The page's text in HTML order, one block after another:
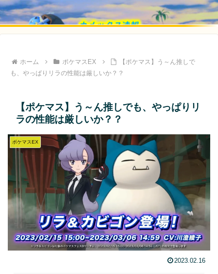
ホーム ポケマスEX
【ポケマス】う～ん推しで
も、やっぱりリラの性能は厳しいか？？
【ポケマス】う～ん推しでも、やっぱりリ
ラの性能は厳しいか？？
ポケマスEX
2023.02.16